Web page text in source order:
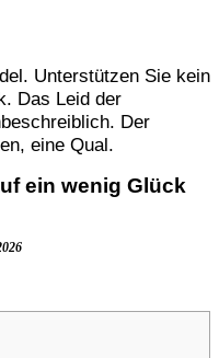
Unterstützen Sie kein
Das Leid der
Der
eine Qual.
ein wenig Glück